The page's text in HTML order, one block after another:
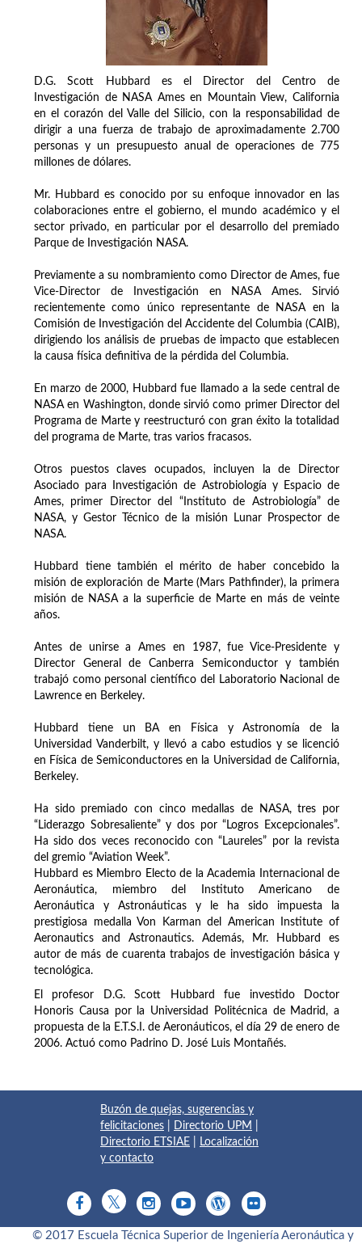
D.G. Scott Hubbard es el Director del Centro de
Investigación de NASA Ames en Mountain View, California
en el corazón del Valle del Silicio, con la responsabilidad de
dirigir a una fuerza de trabajo de aproximadamente 2.700
personas y un presupuesto anual de operaciones de 775
millones de dólares.
Mr. Hubbard es conocido por su enfoque innovador en las
colaboraciones entre el gobierno, el mundo académico y el
sector privado, en particular por el desarrollo del premiado
Parque de Investigación NASA.
Previamente a su nombramiento como Director de Ames, fue
Vice-Director de Investigación en NASA Ames. Sirvió
recientemente como único representante de NASA en la
Comisión de Investigación del Accidente del Columbia (CAIB),
dirigiendo los análisis de pruebas de impacto que establecen
la causa física definitiva de la pérdida del Columbia.
En marzo de 2000, Hubbard fue llamado a la sede central de
NASA en Washington, donde sirvió como primer Director del
Programa de Marte y reestructuró con gran éxito la totalidad
del programa de Marte, tras varios fracasos.
Otros puestos claves ocupados, incluyen la de Director
Asociado para Investigación de Astrobiología y Espacio de
Ames, primer Director del “Instituto de Astrobiología” de
NASA, y Gestor Técnico de la misión Lunar Prospector de
NASA.
Hubbard tiene también el mérito de haber concebido la
misión de exploración de Marte (Mars Pathfinder), la primera
misión de NASA a la superficie de Marte en más de veinte
años.
Antes de unirse a Ames en 1987, fue Vice-Presidente y
Director General de Canberra Semiconductor y también
trabajó como personal científico del Laboratorio Nacional de
Lawrence en Berkeley.
Hubbard tiene un BA en Física y Astronomía de la
Universidad Vanderbilt, y llevó a cabo estudios y se licenció
en Física de Semiconductores en la Universidad de California,
Berkeley.
Ha sido premiado con cinco medallas de NASA, tres por
“Liderazgo Sobresaliente” y dos por “Logros Excepcionales”.
Ha sido dos veces reconocido con “Laureles” por la revista
del gremio “Aviation Week”.
Hubbard es Miembro Electo de la Academia Internacional de
Aeronáutica, miembro del Instituto Americano de
Aeronáutica y Astronáuticas y le ha sido impuesta la
prestigiosa medalla Von Karman del American Institute of
Aeronautics and Astronautics. Además, Mr. Hubbard es
autor de más de cuarenta trabajos de investigación básica y
tecnológica.
El profesor D.G. Scott Hubbard fue investido Doctor
Honoris Causa por la Universidad Politécnica de Madrid, a
propuesta de la E.T.S.I. de Aeronáuticos, el día 29 de enero de
2006. Actuó como Padrino D. José Luis Montañés.
Buzón de quejas, sugerencias y
felicitaciones
Directorio UPM
Directorio ETSIAE
Localización
y contacto
© 2017 Escuela Técnica Superior de Ingeniería Aeronáutica y